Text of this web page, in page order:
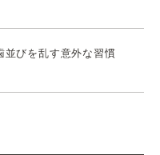
並びを乱す意外な習慣